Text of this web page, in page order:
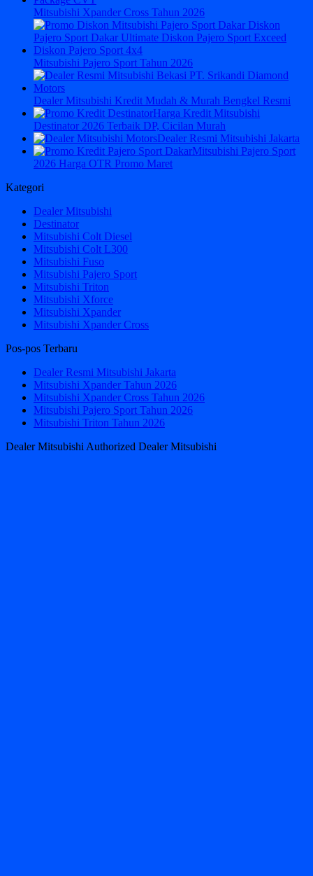
Mitsubishi Xpander Cross Tahun 2026
Mitsubishi Pajero Sport Tahun 2026
Dealer Mitsubishi Kredit Mudah & Murah Bengkel Resmi
Harga Kredit Mitsubishi
Destinator 2026 Terbaik DP, Cicilan Murah
Dealer Resmi Mitsubishi Jakarta
Mitsubishi Pajero Sport
2026 Harga OTR Promo Maret
Kategori
Dealer Mitsubishi
Destinator
Mitsubishi Colt Diesel
Mitsubishi Colt L300
Mitsubishi Fuso
Mitsubishi Pajero Sport
Mitsubishi Triton
Mitsubishi Xforce
Mitsubishi Xpander
Mitsubishi Xpander Cross
Pos-pos Terbaru
Dealer Resmi Mitsubishi Jakarta
Mitsubishi Xpander Tahun 2026
Mitsubishi Xpander Cross Tahun 2026
Mitsubishi Pajero Sport Tahun 2026
Mitsubishi Triton Tahun 2026
Dealer Mitsubishi Authorized Dealer Mitsubishi